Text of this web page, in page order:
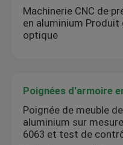
Machinerie CNC de
en aluminium Produit
optique
Poignées d'armoire
Poignée de meuble
aluminium sur
6063 et test de